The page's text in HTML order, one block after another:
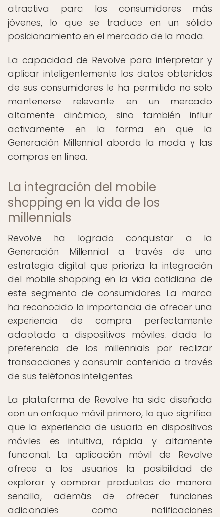
atractiva para los consumidores más
jóvenes, lo que se traduce en un sólido
posicionamiento en el mercado de la moda.
La capacidad de Revolve para interpretar y
aplicar inteligentemente los datos obtenidos
de sus consumidores le ha permitido no solo
mantenerse relevante en un mercado
altamente dinámico, sino también influir
activamente en la forma en que la
Generación Millennial aborda la moda y las
compras en línea.
La integración del mobile
shopping en la vida de los
millennials
Revolve ha logrado conquistar a la
Generación Millennial a través de una
estrategia digital que prioriza la integración
del mobile shopping en la vida cotidiana de
este segmento de consumidores. La marca
ha reconocido la importancia de ofrecer una
experiencia de compra perfectamente
adaptada a dispositivos móviles, dada la
preferencia de los millennials por realizar
transacciones y consumir contenido a través
de sus teléfonos inteligentes.
La plataforma de Revolve ha sido diseñada
con un enfoque móvil primero, lo que significa
que la experiencia de usuario en dispositivos
móviles es intuitiva, rápida y altamente
funcional. La aplicación móvil de Revolve
ofrece a los usuarios la posibilidad de
explorar y comprar productos de manera
sencilla, además de ofrecer funciones
adicionales como notificaciones